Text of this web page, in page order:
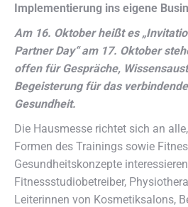
Implementierung ins eigene
Am 16. Oktober heißt es
Partner Day“ am 17. Oktober
offen für Gespräche,
Begeisterung für das
Gesundheit.
Die Hausmesse richtet sich an
Formen des Trainings sowie
Gesundheitskonzepte
Fitnessstudiobetreiber,
Leiterinnen von Kosmetiksalons,